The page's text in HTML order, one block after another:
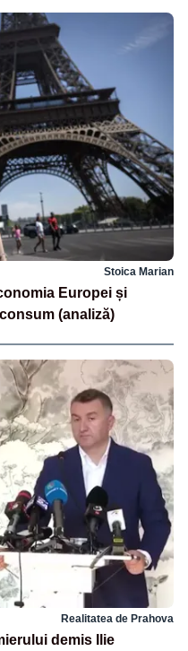
Stoica Marian
Europei și
(analiză)
Realitatea de Prahova
demis Ilie